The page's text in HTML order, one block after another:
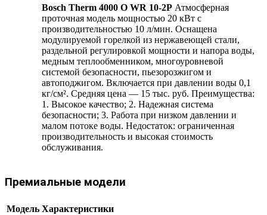
Bosch Therm 4000 O WR 10-2P Атмосферная
проточная модель мощностью 20 кВт с
производительностью 10 л/мин. Оснащена
модулируемой горелкой из нержавеющей стали,
раздельной регулировкой мощности и напора воды,
медным теплообменником, многоуровневой
системой безопасности, пьезорозжигом и
автоподжигом. Включается при давлении воды 0,1
кг/см². Средняя цена — 15 тыс. руб. Преимущества:
1. Высокое качество; 2. Надежная система
безопасности; 3. Работа при низком давлении и
малом потоке воды. Недостаток: ограниченная
производительность и высокая стоимость
обслуживания.
Премиальные модели
Модель Характеристики